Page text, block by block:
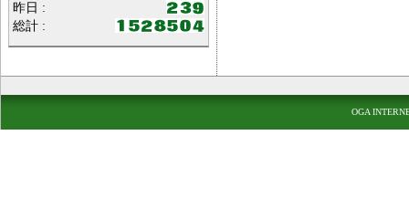
昨日 :
総計 :
OGA